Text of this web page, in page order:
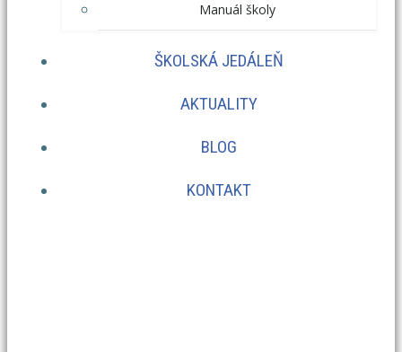
Manuál školy
ŠKOLSKÁ JEDÁLEŇ
AKTUALITY
BLOG
KONTAKT